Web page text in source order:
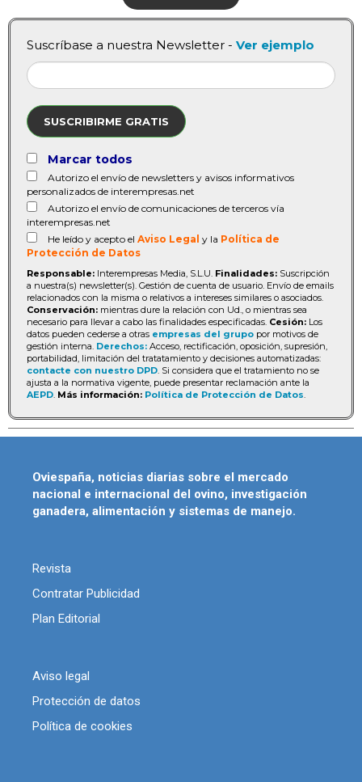
Suscríbase a nuestra Newsletter - Ver ejemplo
SUSCRIBIRME GRATIS
Marcar todos
Autorizo el envío de newsletters y avisos informativos
personalizados de interempresas.net
Autorizo el envío de comunicaciones de terceros vía
interempresas.net
He leído y acepto el Aviso Legal y la Política de
Protección de Datos
Responsable: Interempresas Media, S.L.U. Finalidades: Suscripción
a nuestra(s) newsletter(s). Gestión de cuenta de usuario. Envío de emails
relacionados con la misma o relativos a intereses similares o asociados.
Conservación: mientras dure la relación con Ud., o mientras sea
necesario para llevar a cabo las finalidades especificadas. Cesión: Los
datos pueden cederse a otras empresas del grupo por motivos de
gestión interna. Derechos: Acceso, rectificación, oposición, supresión,
portabilidad, limitación del tratatamiento y decisiones automatizadas:
contacte con nuestro DPD. Si considera que el tratamiento no se
ajusta a la normativa vigente, puede presentar reclamación ante la
AEPD. Más información: Política de Protección de Datos.
Oviespaña, noticias diarias sobre el mercado
nacional e internacional del ovino, investigación
ganadera, alimentación y sistemas de manejo.
Revista
Contratar Publicidad
Plan Editorial
Aviso legal
Protección de datos
Política de cookies